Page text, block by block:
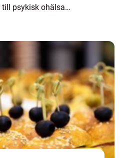
psykisk ohälsa